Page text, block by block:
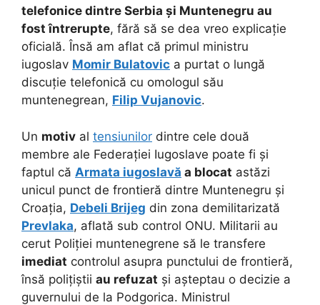
telefonice dintre Serbia și Muntenegru au
fost întrerupte, fără să se dea vreo explicație
oficială. Însă am aflat că primul ministru
iugoslav Momir Bulatovic a purtat o lungă
discuție telefonică cu omologul său
muntenegrean, Filip Vujanovic.
Un motiv al tensiunilor dintre cele două
membre ale Federației Iugoslave poate fi și
faptul că Armata iugoslavă a blocat astăzi
unicul punct de frontieră dintre Muntenegru și
Croația, Debeli Brijeg din zona demilitarizată
Prevlaka, aflată sub control ONU. Militarii au
cerut Poliției muntenegrene să le transfere
imediat controlul asupra punctului de frontieră,
însă polițiștii au refuzat și așteptau o decizie a
guvernului de la Podgorica. Ministrul